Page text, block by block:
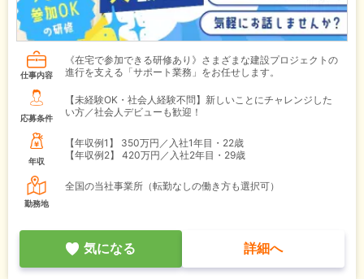
仕事内容
《在宅で参加できる研修あり》さまざまな建設プロジェクトの
進行を支える「サポート業務」をお任せします。
応募条件
【未経験OK・社会人経験不問】新しいことにチャレンジした
い方／社会人デビューも歓迎！
年収
【年収例1】
350万円／入社1年目・22歳
【年収例2】
420万円／入社2年目・29歳
勤務地
全国の当社事業所（転勤なしの働き方も選択可）
気になる 詳細へ